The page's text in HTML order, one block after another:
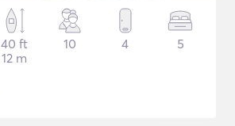
40 ft
12 m
10 4 5